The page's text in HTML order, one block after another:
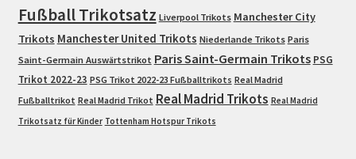
Fußball Trikotsatz Liverpool Trikots Manchester City
Trikots Manchester United Trikots Niederlande Trikots Paris
Saint-Germain Auswärtstrikot Paris Saint-Germain Trikots PSG
Trikot 2022-23 PSG Trikot 2022-23 Fußballtrikots Real Madrid
Fußballtrikot Real Madrid Trikot Real Madrid Trikots Real Madrid
Trikotsatz für Kinder Tottenham Hotspur Trikots